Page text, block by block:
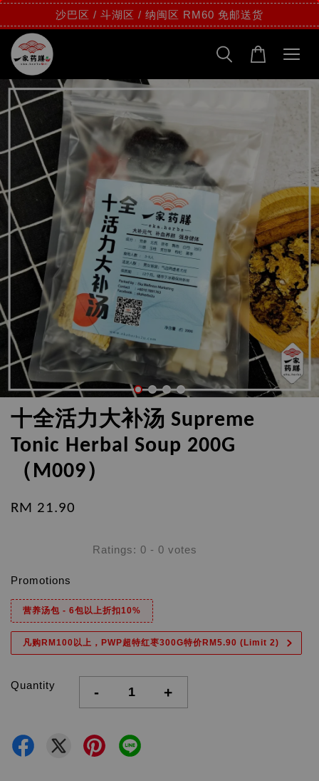
沙巴区 / 斗湖区 / 纳闽区 RM60 免邮送货
十全活力大补汤 Supreme
Tonic Herbal Soup 200G
（M009）
RM 21.90
Ratings: 0 - 0 votes
Promotions
营养汤包 - 6包以上折扣10%
凡购RM100以上，PWP超特红枣300G特价RM5.90 (Limit 2)
Quantity - +